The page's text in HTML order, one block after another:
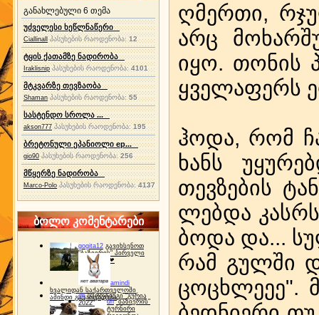
განახლებული 6 თემა
უძველესი ხეწლნაწერი
Ciallinall პასუხების რაოდენობა:12
ტყის ქათამზე ნადირობა
Iraklisnip პასუხების რაოდენობა: 4101
მტკვარზე თევზაობა
Shaman პასუხების რაოდენობა:55
სასტენდო სროლა ...
akson777 პასუხების რაოდენობა:195
ბრეტონული ეპანიოლი ep...
gio90 პასუხების რაოდენობა:256
მწყერზე ნადირობა
Marco-Polo პასუხების რაოდენობა:4137
ბოლო კომენტარები
gogita12 გავიხსენოთ
"ბაზიერის" პირველი
ტურნირი ❤
amindi
ხვალიდან საქართველოში
ამინდი გაუარესდება
dh სპორტინგი "გურია
2022"
dh "ბაზიერის"
ტურნირი
ღმერ­თი,
არც
იყო. თო­ნის
ყვე­ლა­ფერს
ჰო­და, რომ
ხანს
თევ­ზე­ბის
ლებ­და
ბო­და და...
რამ გულ­ში
ცოცხ­ლეეე".